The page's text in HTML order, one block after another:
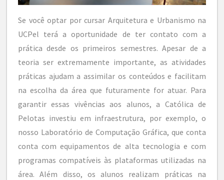
Se você optar por cursar Arquitetura e Urbanismo na
UCPel terá a oportunidade de ter contato com a
prática desde os primeiros semestres. Apesar de a
teoria ser extremamente importante, as atividades
práticas ajudam a assimilar os conteúdos e facilitam
na escolha da área que futuramente for atuar. Para
garantir essas vivências aos alunos, a Católica de
Pelotas investiu em infraestrutura, por exemplo, o
nosso Laboratório de Computação Gráfica, que conta
conta com equipamentos de alta tecnologia e com
programas compatíveis às plataformas utilizadas na
área. Além disso, os alunos realizam práticas na